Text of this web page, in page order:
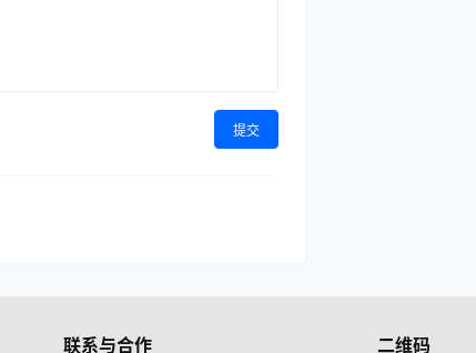
提交
联系与合作 二维码